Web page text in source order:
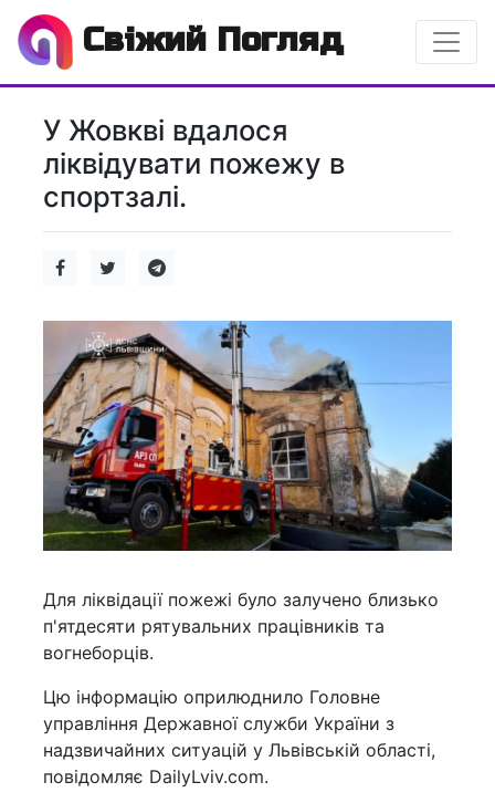
Свіжий Погляд
У Жовкві вдалося
ліквідувати пожежу в
спортзалі.
Для ліквідації пожежі було залучено близько
п'ятдесяти рятувальних працівників та
вогнеборців.
Цю інформацію оприлюднило Головне
управління Державної служби України з
надзвичайних ситуацій у Львівській області,
повідомляє DailyLviv.com.